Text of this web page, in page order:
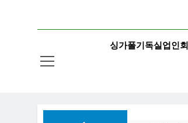
싱가폴기독실업인회